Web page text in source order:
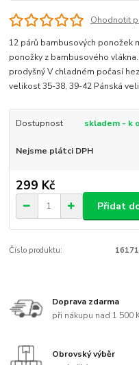
Ohodnotit
12 párů bambusových ponožek
ponožky z bambusového
prodyšný V chladném počasí
velikost 35-38, 39-42 Pánská
Dostupnost skladem - k
Nejsme plátci DPH
299 Kč
Přidat
Číslo produktu:
Doprava zdarma
při nákupu nad 1 500
Obrovský výběr